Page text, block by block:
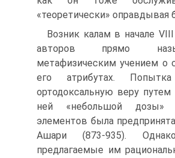
«теоретически» оправдывая
Возник калам в начале
авторов прямо
метафизическим учением о
его ат­рибутах.
ортодоксальную веру путем
ней «небольшой дозы»
элементов была
Ашари (873-935).
предлагаемые им